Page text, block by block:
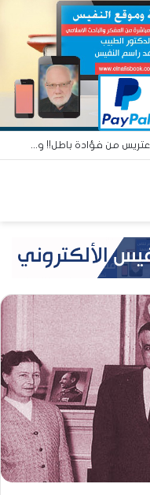
دكتور أحمد راسم النفيس يكتب: جواز عتريس من فؤادة باطل!! وجواز براقش من حُنين فاشل!!